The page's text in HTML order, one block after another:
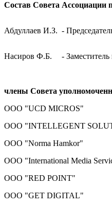
Состав Совета Ассоциации
Абдуллаев И.З. -
Насиров Ф.Б. - Заместитель
члены Совета
ООО "UCD MICROS"
OOO "INTELLEGENT
ООО "Norma Hamkor"
ООО "International Media
ООО "RED POINT"
ООО "GET DIGITAL"